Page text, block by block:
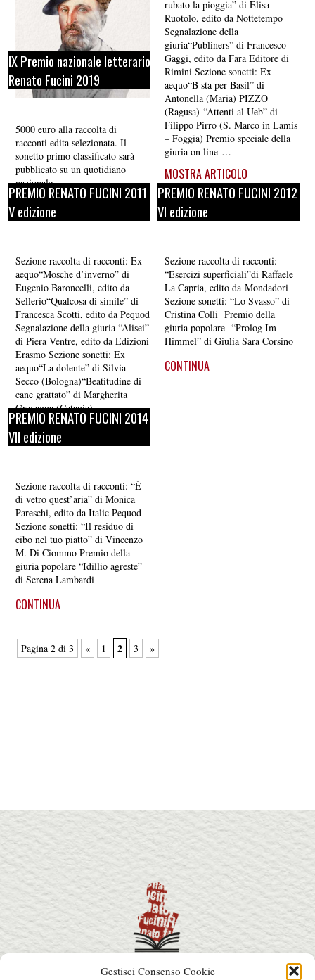
Gestisci Consenso Cookie
IX Premio nazionale letterario
Renato Fucini 2019
5000 euro alla raccolta di
racconti edita selezionata. Il
sonetto primo classificato sarà
pubblicato su un quotidiano
nazionale.
CONTINUA
rubato la pioggia” di Elisa
Ruotolo, edito da Nottetempo
Segnalazione della
giuria“Publiners” di Francesco
Gaggi, edito da Fara Editore di
Rimini Sezione sonetti: Ex
aequo“B sta per Basil” di
Antonella (Maria) PIZZO
(Ragusa) “Attenti al Ueb” di
Filippo Pirro (S. Marco in Lamis
– Foggia) Premio speciale della
giuria on line …
MOSTRA ARTICOLO
CONTINUA
PREMIO RENATO FUCINI 2011
V edizione
Sezione raccolta di racconti: Ex
aequo“Mosche d’inverno” di
Eugenio Baroncelli, edito da
Sellerio“Qualcosa di simile” di
Francesca Scotti, edito da Pequod
Segnalazione della giuria “Alisei”
di Piera Ventre, edito da Edizioni
Erasmo Sezione sonetti: Ex
aequo“La dolente” di Silvia
Secco (Bologna)“Beatitudine di
cane grattato” di Margherita
Gravagna (Catania)
CONTINUA
PREMIO RENATO FUCINI 2012
VI edizione
Sezione raccolta di racconti:
“Esercizi superficiali”di Raffaele
La Capria, edito da Mondadori
Sezione sonetti: “Lo Svasso” di
Cristina Colli Premio della
giuria popolare “Prolog Im
Himmel” di Giulia Sara Corsino
CONTINUA
PREMIO RENATO FUCINI 2014
VII edizione
Sezione raccolta di racconti: “È
di vetro quest’aria” di Monica
Pareschi, edito da Italic Pequod
Sezione sonetti: “Il residuo di
cibo nel tuo piatto” di Vincenzo
M. Di Ciommo Premio della
giuria popolare “Idillio agreste”
di Serena Lambardi
CONTINUA
Pagina 2 di 3 « 1 2 3 »